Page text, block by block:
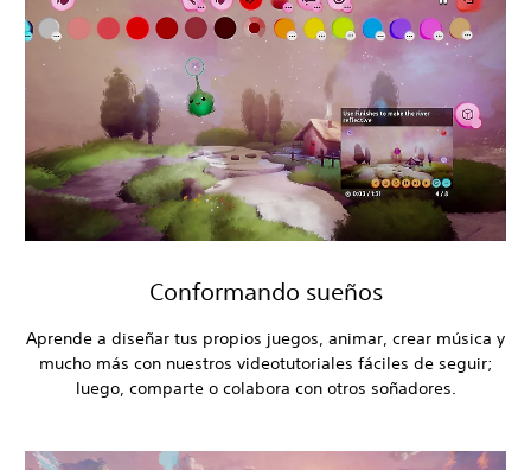
Conformando sueños
Aprende a diseñar tus propios juegos, animar, crear música y
mucho más con nuestros videotutoriales fáciles de seguir;
luego, comparte o colabora con otros soñadores.